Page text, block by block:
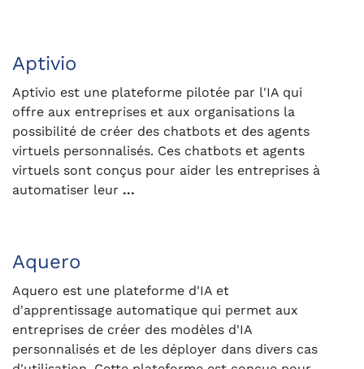
Aptivio
Aptivio est une plateforme pilotée par l'IA qui
offre aux entreprises et aux organisations la
possibilité de créer des chatbots et des agents
virtuels personnalisés. Ces chatbots et agents
virtuels sont conçus pour aider les entreprises à
automatiser leur ...
Aquero
Aquero est une plateforme d'IA et
d'apprentissage automatique qui permet aux
entreprises de créer des modèles d'IA
personnalisés et de les déployer dans divers cas